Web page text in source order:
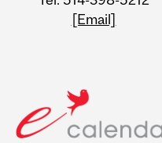
[Email]